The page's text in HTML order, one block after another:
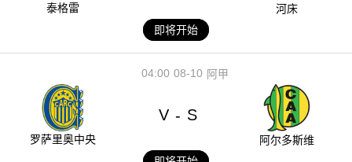
泰格雷
河床
即将开始
08-10
04:00 阿甲
罗萨里奥中央
V - S
阿尔多斯维